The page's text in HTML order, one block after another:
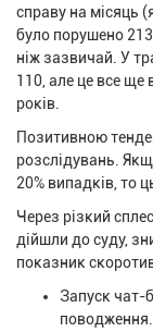
справу на місяць
було порушено
ніж зазвичай. У
110, але це все
років.
Позитивною
розслідувань.
20% випадків, то
Через різкий
дійшли до суду,
показник
Запуск чат-
поводження.